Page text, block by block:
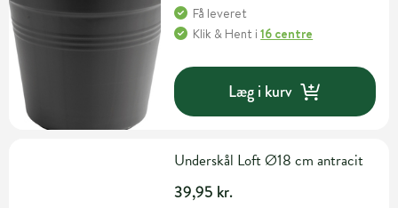
Få leveret
Klik & Hent i16 centre
Læg i kurv
Underskål Loft Ø18 cm antracit
39,95 kr.